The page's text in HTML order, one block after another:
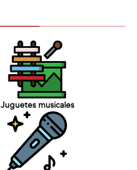
Juguetes musicales